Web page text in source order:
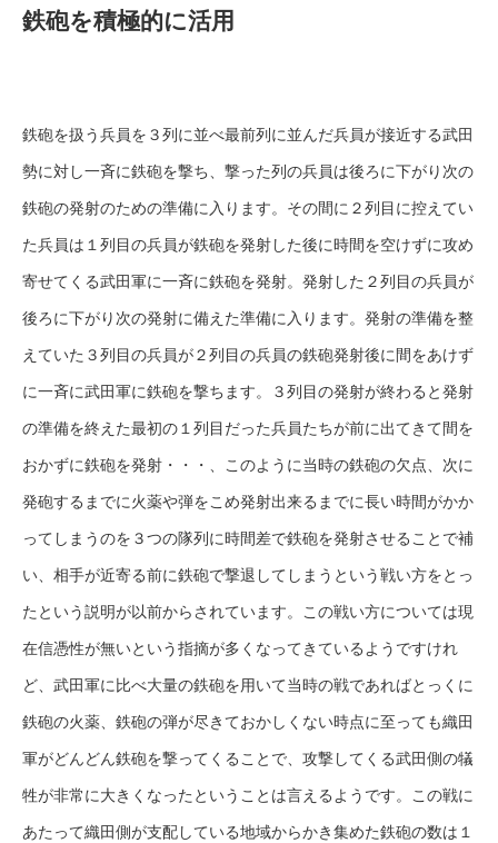
鉄砲を積極的に活用
鉄砲を扱う兵員を３列に並べ最前列に並んだ兵員が接近する武田
勢に対し一斉に鉄砲を撃ち、撃った列の兵員は後ろに下がり次の
鉄砲の発射のための準備に入ります。その間に２列目に控えてい
た兵員は１列目の兵員が鉄砲を発射した後に時間を空けずに攻め
寄せてくる武田軍に一斉に鉄砲を発射。発射した２列目の兵員が
後ろに下がり次の発射に備えた準備に入ります。発射の準備を整
えていた３列目の兵員が２列目の兵員の鉄砲発射後に間をあけず
に一斉に武田軍に鉄砲を撃ちます。３列目の発射が終わると発射
の準備を終えた最初の１列目だった兵員たちが前に出てきて間を
おかずに鉄砲を発射・・・、このように当時の鉄砲の欠点、次に
発砲するまでに火薬や弾をこめ発射出来るまでに長い時間がかか
ってしまうのを３つの隊列に時間差で鉄砲を発射させることで補
い、相手が近寄る前に鉄砲で撃退してしまうという戦い方をとっ
たという説明が以前からされています。この戦い方については現
在信憑性が無いという指摘が多くなってきているようですけれ
ど、武田軍に比べ大量の鉄砲を用いて当時の戦であればとっくに
鉄砲の火薬、鉄砲の弾が尽きておかしくない時点に至っても織田
軍がどんどん鉄砲を撃ってくることで、攻撃してくる武田側の犠
牲が非常に大きくなったということは言えるようです。この戦に
あたって織田側が支配している地域からかき集めた鉄砲の数は１